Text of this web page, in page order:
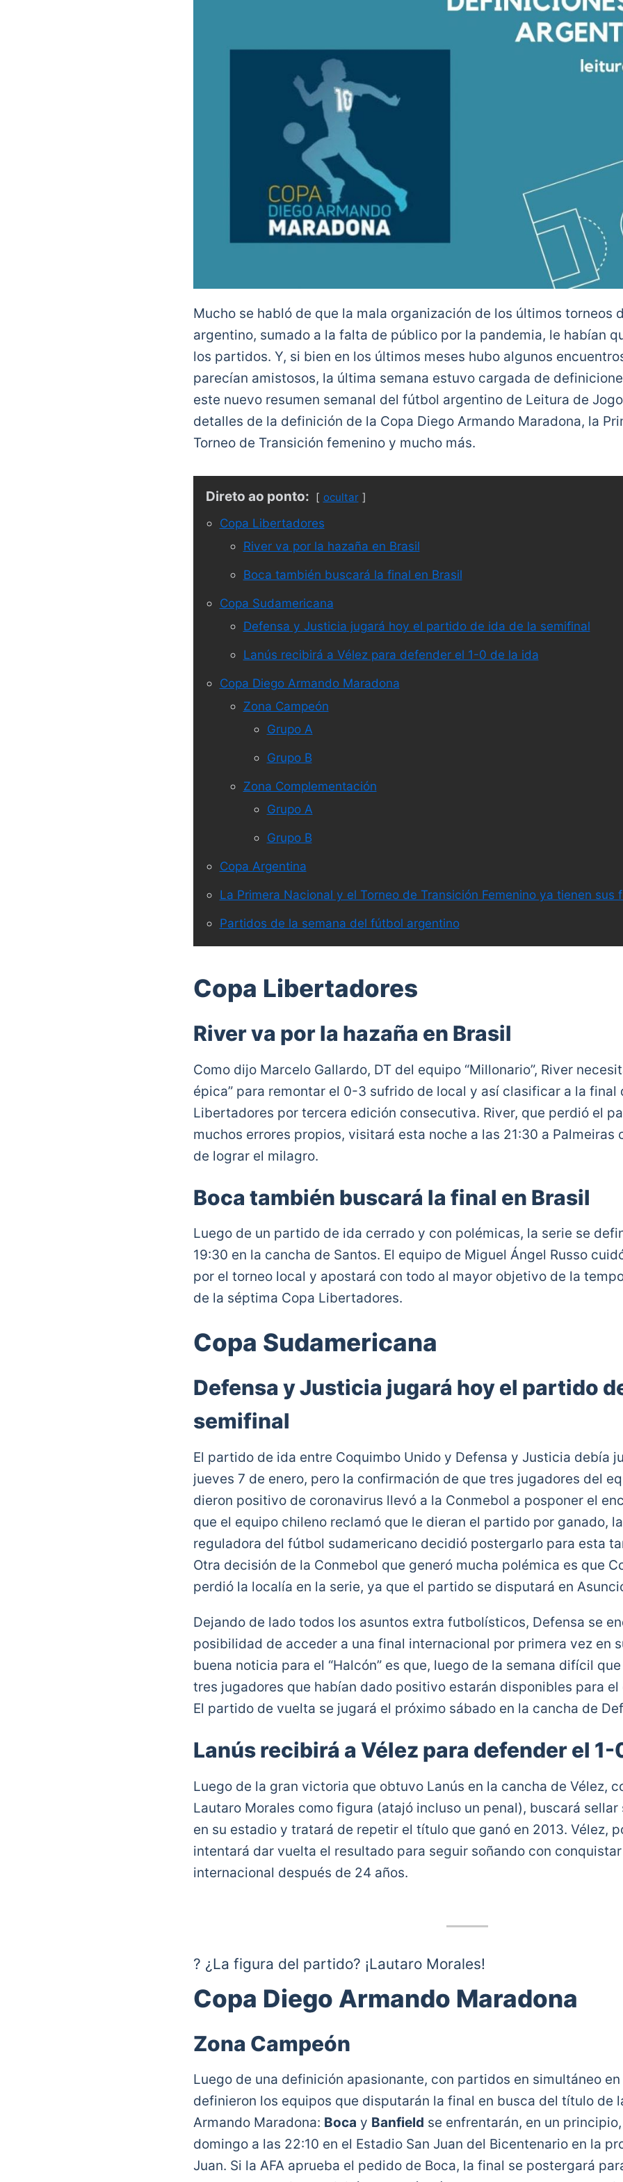
Mucho se habló de que la mala organización de los últimos torneos
argentino, sumado a la falta de público por la pandemia, le habían
los partidos. Y, si bien en los últimos meses hubo algunos
parecían amistosos, la última semana estuvo cargada de
este nuevo resumen semanal del fútbol argentino de Leitura de
detalles de la definición de la Copa Diego Armando Maradona, la
Torneo de Transición femenino y mucho más.
Direto ao ponto: ocultar
Copa Libertadores
River va por la hazaña en Brasil
Boca también buscará la final en Brasil
Copa Sudamericana
Defensa y Justicia jugará hoy el partido de ida de la semifinal
Lanús recibirá a Vélez para defender el 1-0 de la ida
Copa Diego Armando Maradona
Zona Campeón
Grupo A
Grupo B
Zona Complementación
Grupo A
Grupo B
Copa Argentina
La Primera Nacional y el Torneo de Transición Femenino ya tienen sus
Partidos de la semana del fútbol argentino
Copa Libertadores
River va por la hazaña en Brasil
Como dijo Marcelo Gallardo, DT del equipo “Millonario”, River
épica” para remontar el 0-3 sufrido de local y así clasificar a la final
Libertadores por tercera edición consecutiva. River, que perdió el
muchos errores propios, visitará esta noche a las 21:30 a Palmeiras
de lograr el milagro.
Boca también buscará la final en Brasil
Luego de un partido de ida cerrado y con polémicas, la serie se
19:30 en la cancha de Santos. El equipo de Miguel Ángel Russo
por el torneo local y apostará con todo al mayor objetivo de la
de la séptima Copa Libertadores.
Copa Sudamericana
Defensa y Justicia jugará hoy el partido
semifinal
El partido de ida entre Coquimbo Unido y Defensa y Justicia debía
jueves 7 de enero, pero la confirmación de que tres jugadores del
dieron positivo de coronavirus llevó a la Conmebol a posponer el
que el equipo chileno reclamó que le dieran el partido por ganado,
reguladora del fútbol sudamericano decidió postergarlo para esta
Otra decisión de la Conmebol que generó mucha polémica es que
perdió la localía en la serie, ya que el partido se disputará en
Dejando de lado todos los asuntos extra futbolísticos, Defensa se
posibilidad de acceder a una final internacional por primera vez en
buena noticia para el “Halcón” es que, luego de la semana difícil
tres jugadores que habían dado positivo estarán disponibles para el
El partido de vuelta se jugará el próximo sábado en la cancha de
Lanús recibirá a Vélez para defender el 1-
Luego de la gran victoria que obtuvo Lanús en la cancha de Vélez,
Lautaro Morales como figura (atajó incluso un penal), buscará sellar
en su estadio y tratará de repetir el título que ganó en 2013. Vélez,
intentará dar vuelta el resultado para seguir soñando con
internacional después de 24 años.
? ¿La figura del partido? ¡Lautaro Morales!
?⚽ Con el partido 0-0 el arquero de@clublanusle atajó un
— CONMEBOL Sudamericana (@Sudamericana)
Copa Diego Armando Maradona
Zona Campeón
Luego de una definición apasionante, con partidos en simultáneo
definieron los equipos que disputarán la final en busca del título de
Armando Maradona: Boca y Banfield se enfrentarán, en un
domingo a las 22:10 en el Estadio San Juan del Bicentenario en la
Juan. Si la AFA aprueba el pedido de Boca, la final se postergará